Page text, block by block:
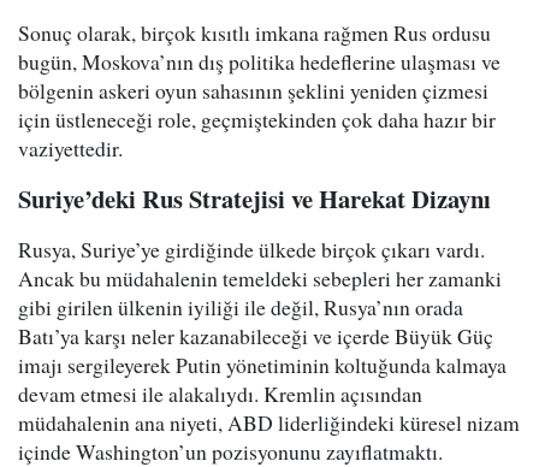
Sonuç olarak, birçok kısıtlı imkana rağmen Rus ordusu
bugün, Moskova’nın dış politika hedeflerine ulaşması ve
bölgenin askeri oyun sahasının şeklini yeniden çizmesi
için üstleneceği role, geçmiştekinden çok daha hazır bir
vaziyettedir.
Suriye’deki Rus Stratejisi ve Harekat Dizaynı
Rusya, Suriye’ye girdiğinde ülkede birçok çıkarı vardı.
Ancak bu müdahalenin temeldeki sebepleri her zamanki
gibi girilen ülkenin iyiliği ile değil, Rusya’nın orada
Batı’ya karşı neler kazanabileceği ve içerde Büyük Güç
imajı sergileyerek Putin yönetiminin koltuğunda kalmaya
devam etmesi ile alakalıydı. Kremlin açısından
müdahalenin ana niyeti, ABD liderliğindeki küresel nizam
içinde Washington’un pozisyonunu zayıflatmaktı.